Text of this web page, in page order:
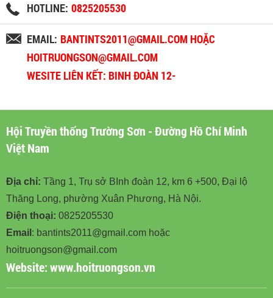
HOTLINE: 0825205530
EMAIL: BANTINTS2011@GMAIL.COM HOẶC
HOITRUONGSON@GMAIL.COM
WESITE LIÊN KẾT: BINH ĐOÀN 12-
Hội Truyền thống Trường Sơn - Đường Hồ Chí Minh
Việt Nam
Địa chỉ: Tầng 1, Trụ sở BInh đoàn 12, km 6 +500, Đại lộ
Thăng Long, phường Xuân Phương, Hà Nội.
Điện thoại: 0825205530
Email : bantints2011@gmail.com hoặc
hoitruongson@gmail.com
Website:www.hoitruongson.vn